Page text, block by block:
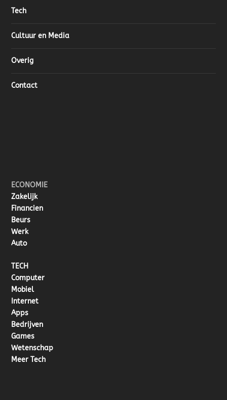
Tech
Cultuur en Media
Overig
Contact
ECONOMIE
Zakelijk
Financien
Beurs
Werk
Auto
TECH
Computer
Mobiel
Internet
Apps
Bedrijven
Games
Wetenschap
Meer Tech